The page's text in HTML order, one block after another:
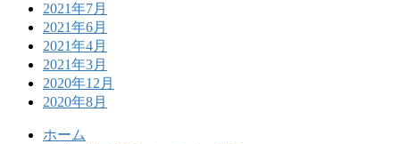
2021年7月
2021年6月
2021年4月
2021年3月
2020年12月
2020年8月
ホーム